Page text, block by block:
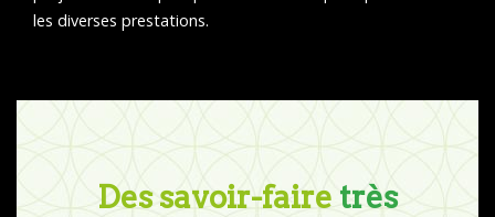
les diverses prestations.
Des savoir-faire très